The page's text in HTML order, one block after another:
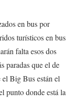
en bus por
turísticos en bus
falta esos dos
paradas que el de
Big Bus están el
punto donde está la